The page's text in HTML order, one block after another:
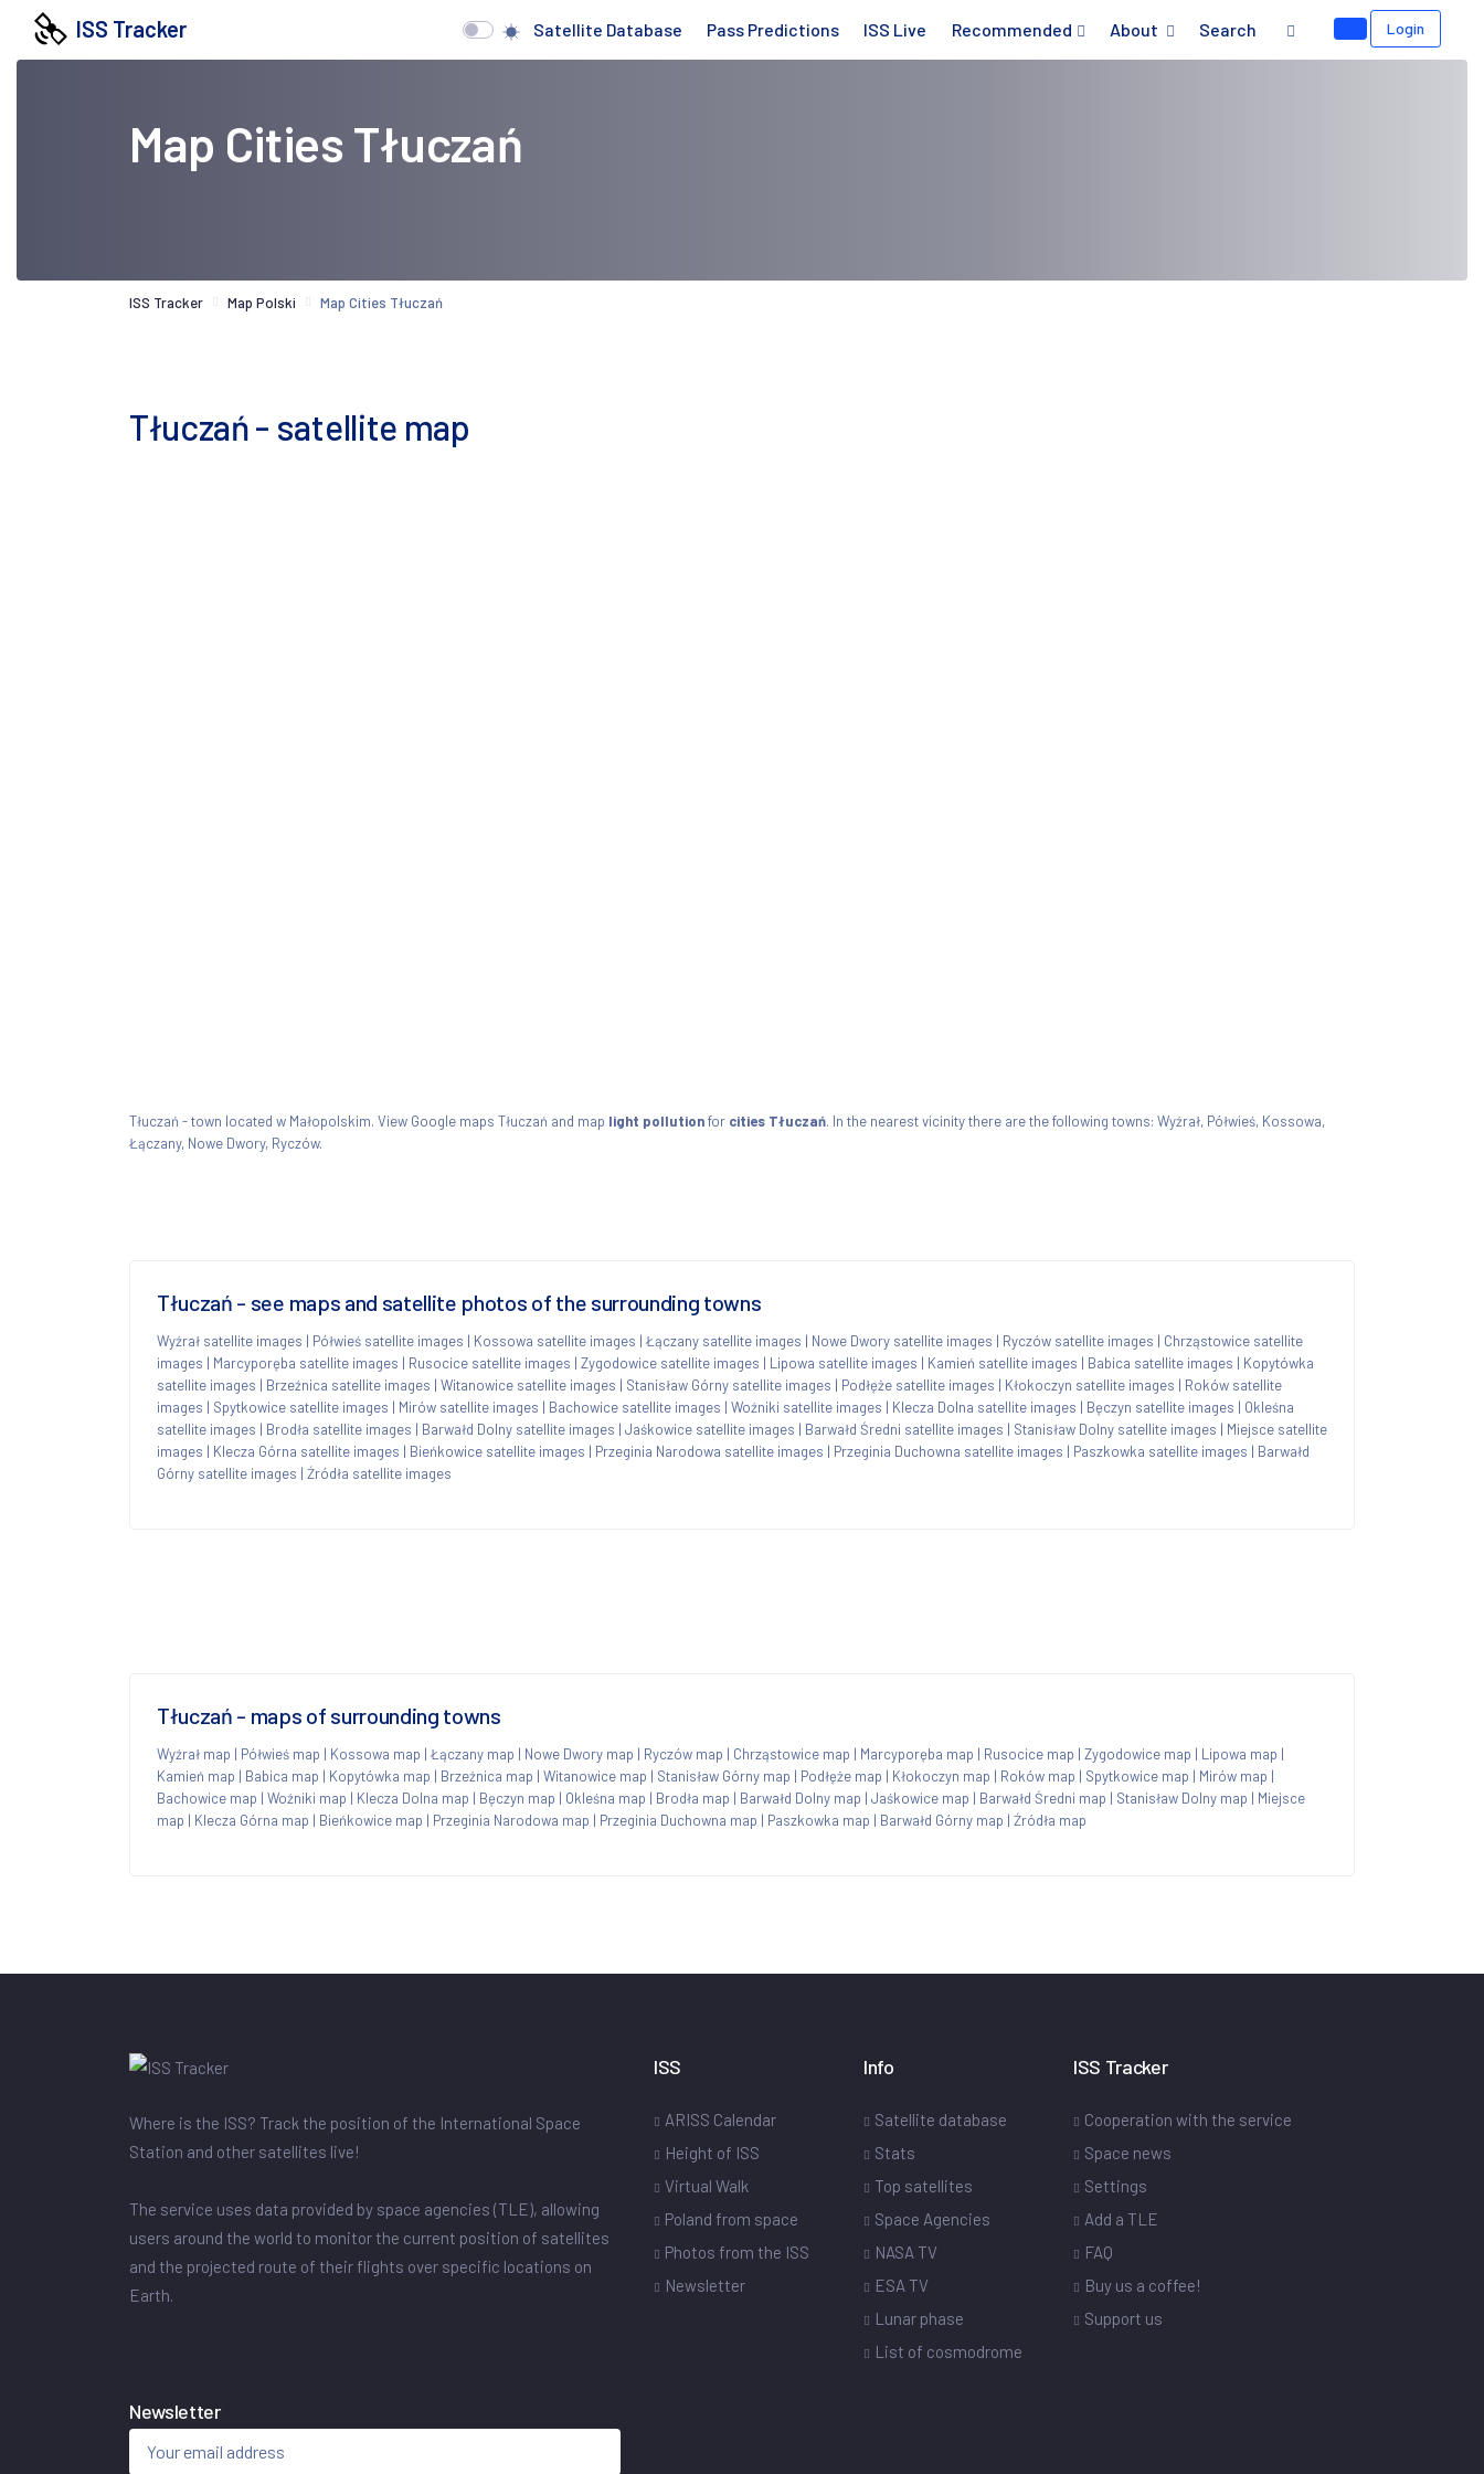
ISS Tracker Satellite Database Pass Predictions ISS Live Recommended About Search Login
Map Cities Tłuczań
ISS Tracker Map Polski Map Cities Tłuczań
Tłuczań - satellite map
Tłuczań - town located w Małopolskim. View Google maps Tłuczań and map light pollutionfor cities Tłuczań. In the nearest vicinity there are the following towns: Wyźrał, Półwieś, Kossowa,
Łączany, Nowe Dwory, Ryczów.
Tłuczań - see maps and satellite photos of the surrounding towns
Wyźrał satellite images | Półwieś satellite images | Kossowa satellite images | Łączany satellite images | Nowe Dwory satellite images | Ryczów satellite images | Chrząstowice satellite
images | Marcyporęba satellite images | Rusocice satellite images | Zygodowice satellite images | Lipowa satellite images | Kamień satellite images | Babica satellite images | Kopytówka
satellite images | Brzeźnica satellite images | Witanowice satellite images | Stanisław Górny satellite images | Podłęże satellite images | Kłokoczyn satellite images | Roków satellite
images | Spytkowice satellite images | Mirów satellite images | Bachowice satellite images | Woźniki satellite images | Klecza Dolna satellite images | Bęczyn satellite images | Okleśna
satellite images | Brodła satellite images | Barwałd Dolny satellite images | Jaśkowice satellite images | Barwałd Średni satellite images | Stanisław Dolny satellite images | Miejsce satellite
images | Klecza Górna satellite images | Bieńkowice satellite images | Przeginia Narodowa satellite images | Przeginia Duchowna satellite images | Paszkowka satellite images | Barwałd
Górny satellite images | Źródła satellite images
Tłuczań - maps of surrounding towns
Wyźrał map | Półwieś map | Kossowa map | Łączany map | Nowe Dwory map | Ryczów map | Chrząstowice map | Marcyporęba map | Rusocice map | Zygodowice map | Lipowa map |
Kamień map | Babica map | Kopytówka map | Brzeźnica map | Witanowice map | Stanisław Górny map | Podłęże map | Kłokoczyn map | Roków map | Spytkowice map | Mirów map |
Bachowice map | Woźniki map | Klecza Dolna map | Bęczyn map | Okleśna map | Brodła map | Barwałd Dolny map | Jaśkowice map | Barwałd Średni map | Stanisław Dolny map | Miejsce
map | Klecza Górna map | Bieńkowice map | Przeginia Narodowa map | Przeginia Duchowna map | Paszkowka map | Barwałd Górny map | Źródła map
Where is the ISS? Track the position of the International Space
Station and other satellites live!
The service uses data provided by space agencies (TLE), allowing
users around the world to monitor the current position of satellites
and the projected route of their flights over specific locations on
Earth.
ISS
ARISS Calendar
Height of ISS
Virtual Walk
Poland from space
Photos from the ISS
Newsletter
Info
Satellite database
Stats
Top satellites
Space Agencies
NASA TV
ESA TV
Lunar phase
List of cosmodrome
ISS Tracker
Cooperation with the service
Space news
Settings
Add a TLE
FAQ
Buy us a coffee!
Support us
Newsletter